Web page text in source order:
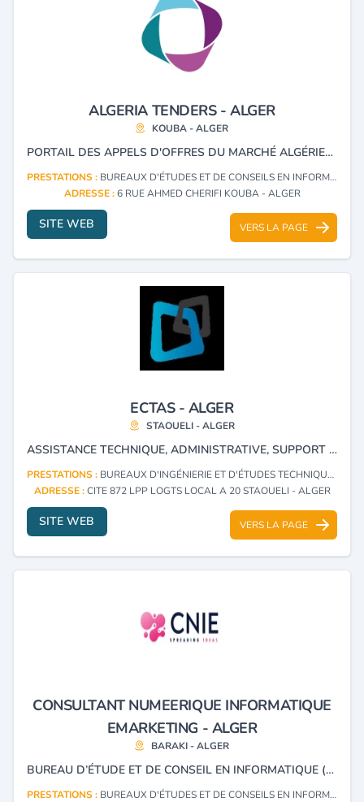
ALGERIA TENDERS - ALGER
KOUBA - ALGER
PORTAIL DES APPELS D'OFFRES DU MARCHÉ ALGÉRIEN ET SOLUTIONS POUR LES ENTREPRISES : GESTION DE FLOTTE, LOCALISATION PAR SATELLITE ET GÉOLOCALISATION GPS/GPRS.
PRESTATIONS : BUREAUX D'ÉTUDES ET DE CONSEILS EN INFORMATIQUE (CONSULTING)
ADRESSE :6 RUE AHMED CHERIFI KOUBA - ALGER
SITE WEB VERS LA PAGE
ECTAS - ALGER
STAOUELI - ALGER
ASSISTANCE TECHNIQUE, ADMINISTRATIVE, SUPPORT LOGISTIQUE, CONSEIL AUX ENTREPRISES ÉTRANGÈRES, GESTION DE PERSONNEL.
PRESTATIONS : BUREAUX D'INGÉNIERIE ET D'ÉTUDES TECHNIQUES
ADRESSE :CITE 872 LPP LOGTS LOCAL A 20 STAOUELI - ALGER
SITE WEB VERS LA PAGE
CONSULTANT NUMEERIQUE INFORMATIQUE
EMARKETING - ALGER
BARAKI - ALGER
BUREAU D’ÉTUDE ET DE CONSEIL EN INFORMATIQUE (CONSULTING), SÉCURITÉ INFORMATIQUE, LOGICIEL, PROGICIEL, PROGRAMMATION INFORMATIQUE ET VENTE MATÉRIEL INFORMATIQUE.
PRESTATIONS : BUREAUX D'ÉTUDES ET DE CONSEILS EN INFORMATIQUE (CONSULTING)